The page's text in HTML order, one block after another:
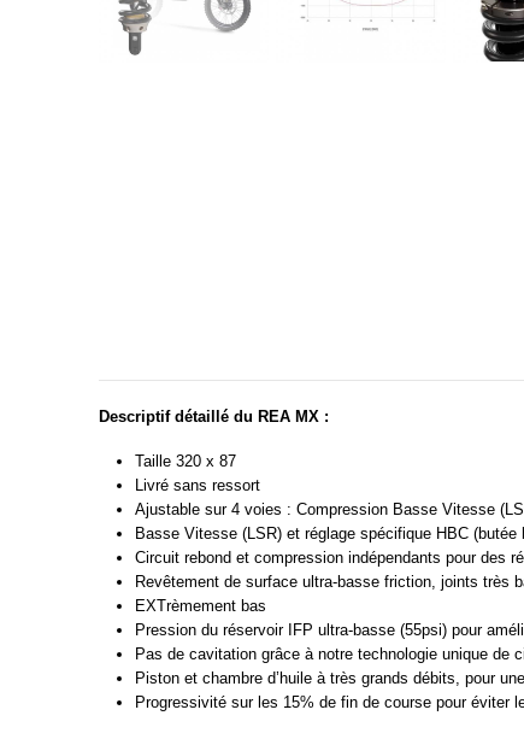
Descriptif détaillé du REA MX :
Taille 320 x 87
Livré sans ressort
Ajustable sur 4 voies : Compression Basse Vitesse
Basse Vitesse (LSR) et réglage spécifique HBC (butée
Circuit rebond et compression indépendants pour des
Revêtement de surface ultra-basse friction, joints très
EXTrèmement bas
Pression du réservoir IFP ultra-basse (55psi) pour
Pas de cavitation grâce à notre technologie unique de
Piston et chambre d’huile à très grands débits, pour
Progressivité sur les 15% de fin de course pour éviter